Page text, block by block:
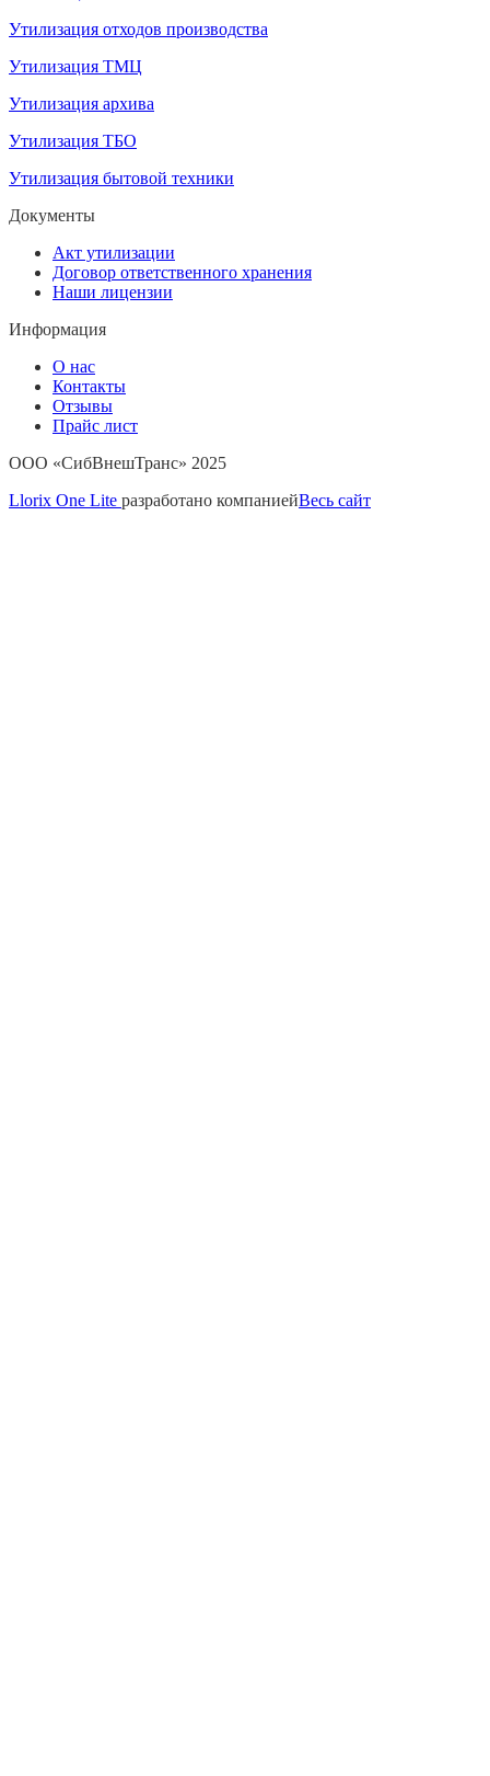
Утилизация отходов производства
Утилизация ТМЦ
Утилизация архива
Утилизация ТБО
Утилизация бытовой техники
Документы
Акт утилизации
Договор ответственного хранения
Наши лицензии
Информация
О нас
Контакты
Отзывы
Прайс лист
ООО «СибВнешТранс» 2025
Llorix One Lite разработано компаниейВесь сайт